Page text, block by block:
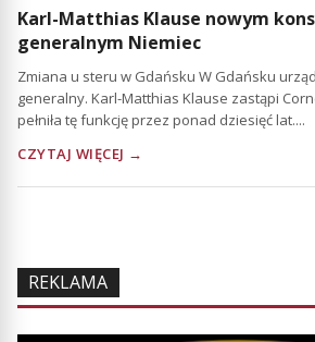
Karl-Matthias Klause nowym
generalnym Niemiec
Zmiana u steru w Gdańsku W Gdańsku
generalny. Karl-Matthias Klause zastąpi
pełniła tę funkcję przez ponad dziesięć lat....
CZYTAJ WIĘCEJ →
REKLAMA